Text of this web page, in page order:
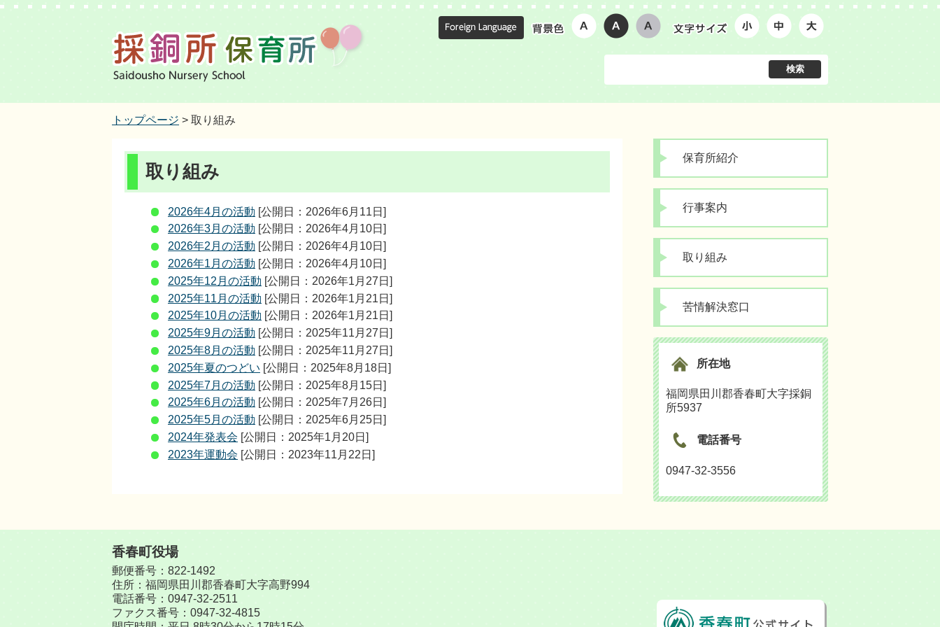
トップページ > 取り組み
取り組み
2026年4月の活動 [公開日：2026年6月11日]
2026年3月の活動 [公開日：2026年4月10日]
2026年2月の活動 [公開日：2026年4月10日]
2026年1月の活動 [公開日：2026年4月10日]
2025年12月の活動 [公開日：2026年1月27日]
2025年11月の活動 [公開日：2026年1月21日]
2025年10月の活動 [公開日：2026年1月21日]
2025年9月の活動 [公開日：2025年11月27日]
2025年8月の活動 [公開日：2025年11月27日]
2025年夏のつどい [公開日：2025年8月18日]
2025年7月の活動 [公開日：2025年8月15日]
2025年6月の活動 [公開日：2025年7月26日]
2025年5月の活動 [公開日：2025年6月25日]
2024年発表会 [公開日：2025年1月20日]
2023年運動会 [公開日：2023年11月22日]
保育所紹介
行事案内
取り組み
苦情解決窓口
所在地
福岡県田川郡香春町大字採銅
所5937
電話番号
0947-32-3556
香春町役場
郵便番号：822-1492
住所：福岡県田川郡香春町大字高野994
電話番号： 0947-32-2511
ファクス番号：0947-32-4815